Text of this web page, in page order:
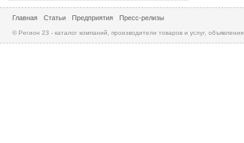
Главная Статьи Предприятия Пресс-релизы
© Регион 23 - каталог компаний, производители товаров и услуг, объявления